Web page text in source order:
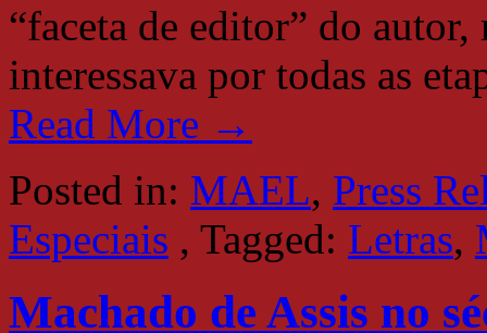
“faceta de editor” do
interessava por todas as
Read More →
Posted in: MAEL, Press
Especiais , Tagged: Letras,
Machado de Assis no